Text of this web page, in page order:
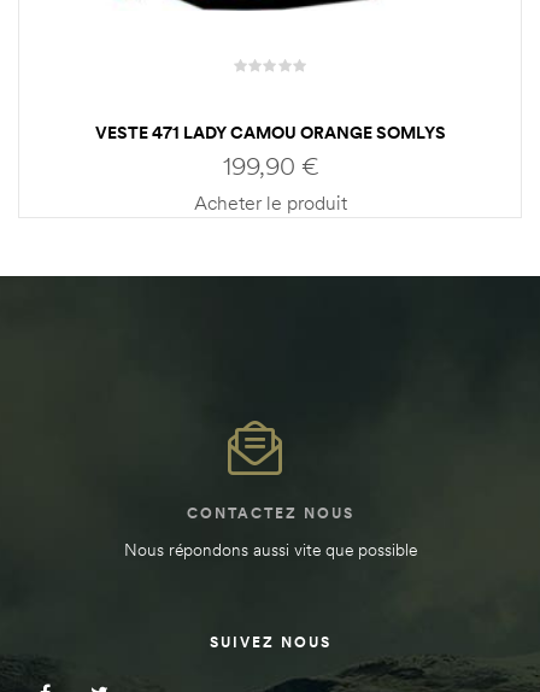
VESTE 471 LADY CAMOU ORANGE SOMLYS
199,90 €
Acheter le produit
CONTACTEZ NOUS
Nous répondons aussi vite que possible
SUIVEZ NOUS